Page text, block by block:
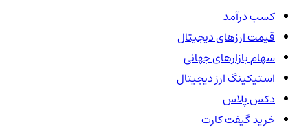
کسب درآمد
قیمت ارزهای دیجیتال
سهام بازارهای جهانی
استیکینگ ارز دیجیتال
دکس پلاس
خرید گیفت کارت